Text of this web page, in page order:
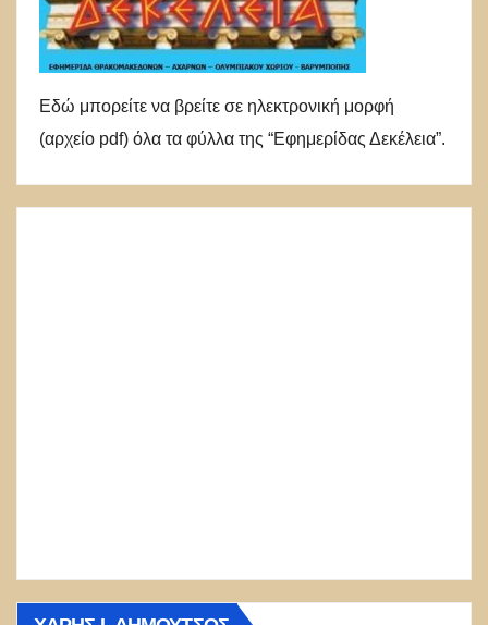
Εδώ μπορείτε να βρείτε σε ηλεκτρονική μορφή
(αρχείο pdf) όλα τα φύλλα της “Εφημερίδας Δεκέλεια”.